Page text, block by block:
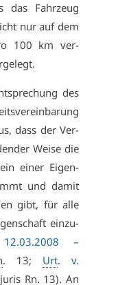
das Fahr­zeug
nur auf dem
100 km ver­
des
dass der Ver­
Wei­se die
ei­ner Ei­gen­
und da­mit
gibt, für al­le
ein­zu­
–
. 13; Urt. v.
Rn. 13). An